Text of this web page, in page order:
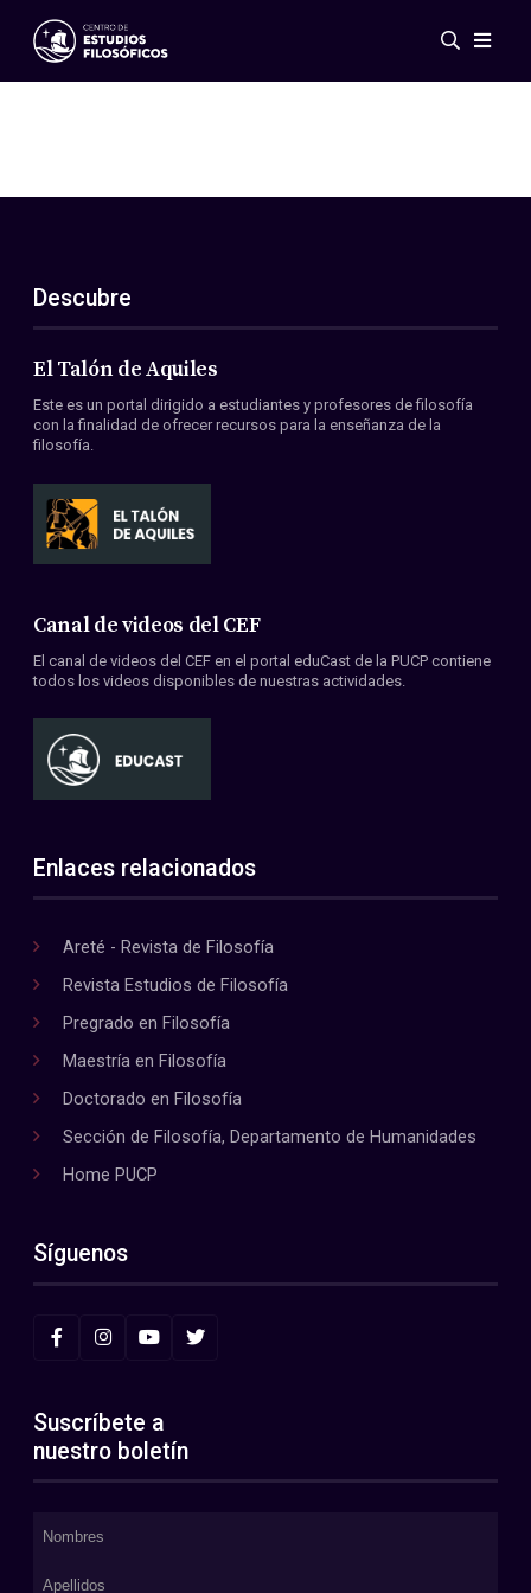
Eventos
ES
EN
Acerca de nosotros
Miembros
Convenios
Descubre
El Talón de Aquiles
Este es un portal dirigido a estudiantes y profesores de filosofía
con la finalidad de ofrecer recursos para la enseñanza de la
filosofía.
Canal de videos del CEF
El canal de videos del CEF en el portal eduCast de la PUCP contiene
todos los videos disponibles de nuestras actividades.
Enlaces relacionados
Areté - Revista de Filosofía
Revista Estudios de Filosofía
Pregrado en Filosofía
Maestría en Filosofía
Doctorado en Filosofía
Sección de Filosofía, Departamento de Humanidades
Home PUCP
Síguenos
Suscríbete a
nuestro boletín